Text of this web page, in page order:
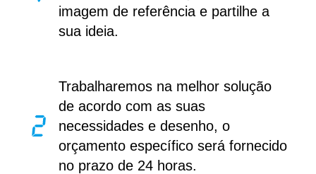
imagem de referência e partilhe a
sua ideia.
Trabalharemos na melhor solução
de acordo com as suas
necessidades e desenho, o
orçamento específico será fornecido
no prazo de 24 horas.